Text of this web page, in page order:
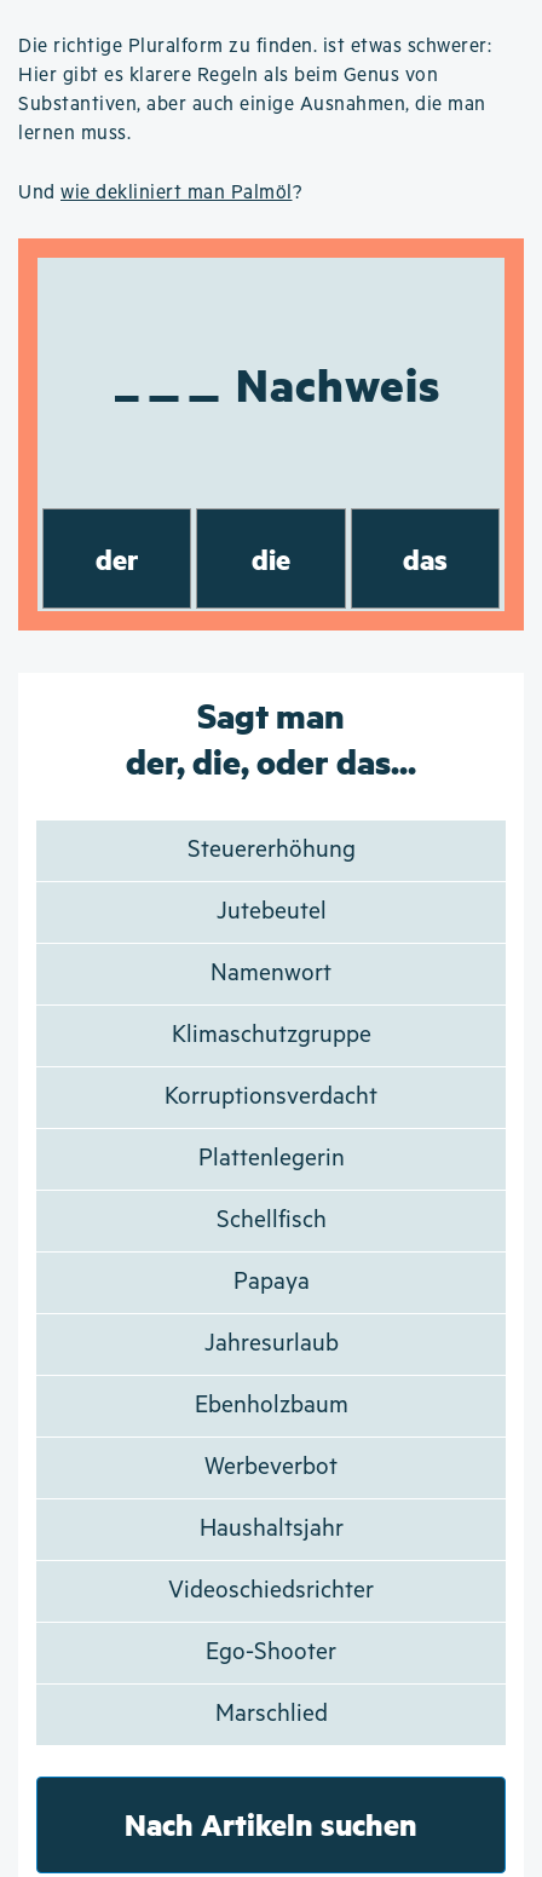
Die richtige Pluralform zu finden. ist etwas schwerer:
Hier gibt es klarere Regeln als beim Genus von
Substantiven, aber auch einige Ausnahmen, die man
lernen muss.
Und wie dekliniert man Palmöl?
Nachweis
der die das
Sagt man
der, die, oder das...
Steuererhöhung
Jutebeutel
Namenwort
Klimaschutzgruppe
Korruptionsverdacht
Plattenlegerin
Schellfisch
Papaya
Jahresurlaub
Ebenholzbaum
Werbeverbot
Haushaltsjahr
Videoschiedsrichter
Ego-Shooter
Marschlied
Nach Artikeln suchen